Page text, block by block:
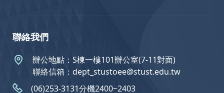
聯絡我們
辦公地點：S棟一樓101辦公室(7-11對面)
聯絡信箱：dept_stustoee@stust.edu.tw
(06)253-3131分機2400~2403